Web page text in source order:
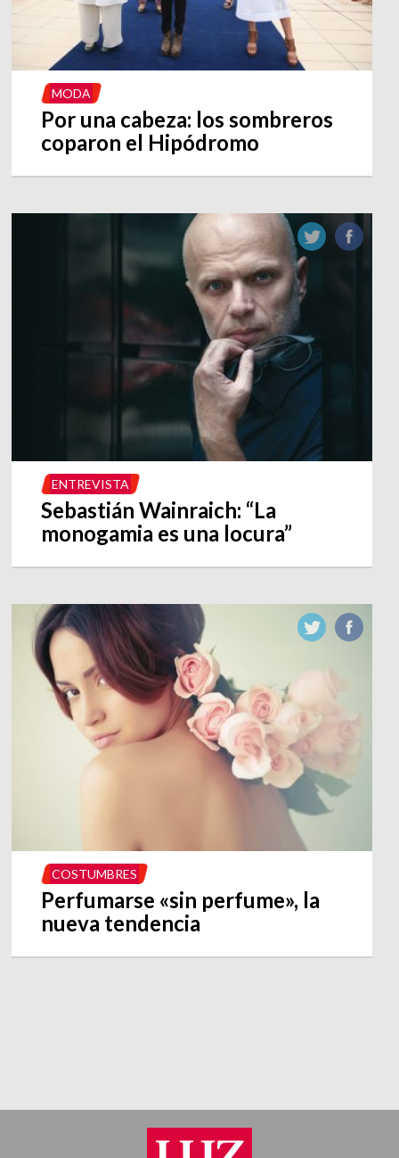
MODA
Por una cabeza: los sombreros
coparon el Hipódromo
ENTREVISTA
Sebastián Wainraich: “La
monogamia es una locura”
COSTUMBRES
Perfumarse «sin perfume», la
nueva tendencia